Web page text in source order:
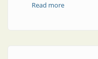
Read moreabout